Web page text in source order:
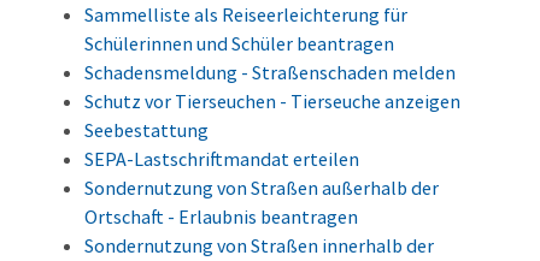
Sammelliste als Reiseerleichterung für
Schülerinnen und Schüler beantragen
Schadensmeldung - Straßenschaden melden
Schutz vor Tierseuchen - Tierseuche anzeigen
Seebestattung
SEPA-Lastschriftmandat erteilen
Sondernutzung von Straßen außerhalb der
Ortschaft - Erlaubnis beantragen
Sondernutzung von Straßen innerhalb der